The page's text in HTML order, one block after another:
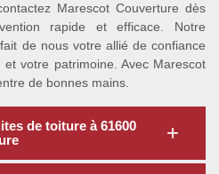
Marescot Couverture dès
rapide et efficace. Notre
de nous votre allié de confiance
votre patrimoine. Avec Marescot
de bonnes mains.
de toiture à 61600